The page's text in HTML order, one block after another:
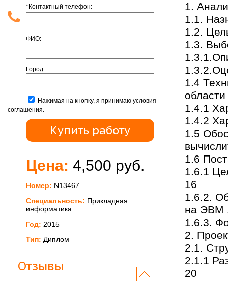
*Контактный телефон:
ФИО:
Город:
Нажимая на кнопку, я принимаю условия
соглашения.
Цена: 4,500 руб.
Номер: N13467
Специальность: Прикладная
информатика
Год: 2015
Тип: Диплом
Отзывы
1.
1.1.
1.2.
1.3.
1.4
1.4.1
1.4.2
1.5
1.6
1.6.1
16
1.6.2.
на ЭВМ
1.6.3.
2.
2.1.
2.1.1
20